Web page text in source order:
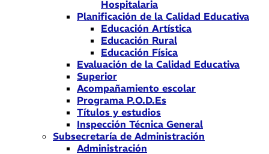
Hospitalaria
Planificación de la Calidad Educativa
Educación Artística
Educación Rural
Educación Física
Evaluación de la Calidad Educativa
Superior
Acompañamiento escolar
Programa P.O.D.Es
Títulos y estudios
Inspección Técnica General
Subsecretaría de Administración
Administración